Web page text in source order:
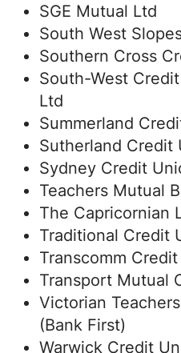
SGE Mutual Ltd
South West
Southern Cross
South-West
Ltd
Summerland
Sutherland Credit
Sydney Credit
Teachers Mutual
The Capricornian
Traditional Credit
Transcomm
Transport Mutual
Victorian
(Bank First)
Warwick Credit